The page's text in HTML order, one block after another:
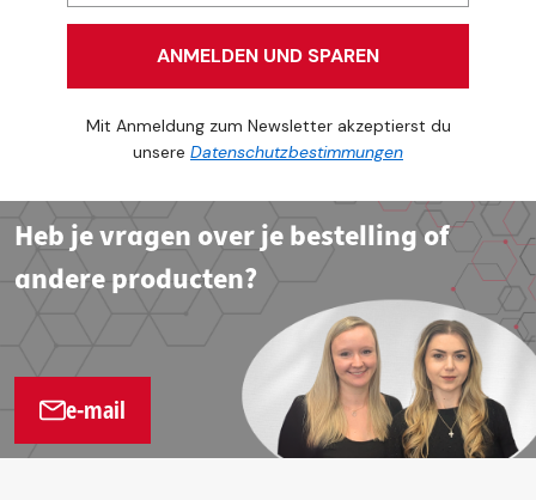
ANMELDEN UND SPAREN
Mit Anmeldung zum Newsletter akzeptierst du
unsere Datenschutzbestimmungen
Heb je vragen over je bestelling of
andere producten?
e-mail